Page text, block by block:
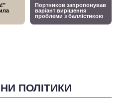
ПОЛІТИКИ